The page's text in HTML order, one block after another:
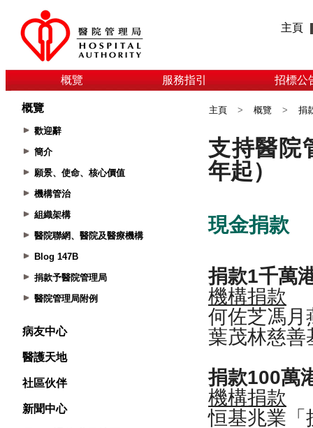
主頁
概覽 服務指引 招標公
概覽
歡迎辭
簡介
願景、使命、核心價值
機構管治
組織架構
醫院聯網、醫院及醫療機構
Blog 147B
捐款予醫院管理局
醫院管理局附例
病友中心
醫護天地
社區伙伴
新聞中心
主頁 > 概覽 > 捐